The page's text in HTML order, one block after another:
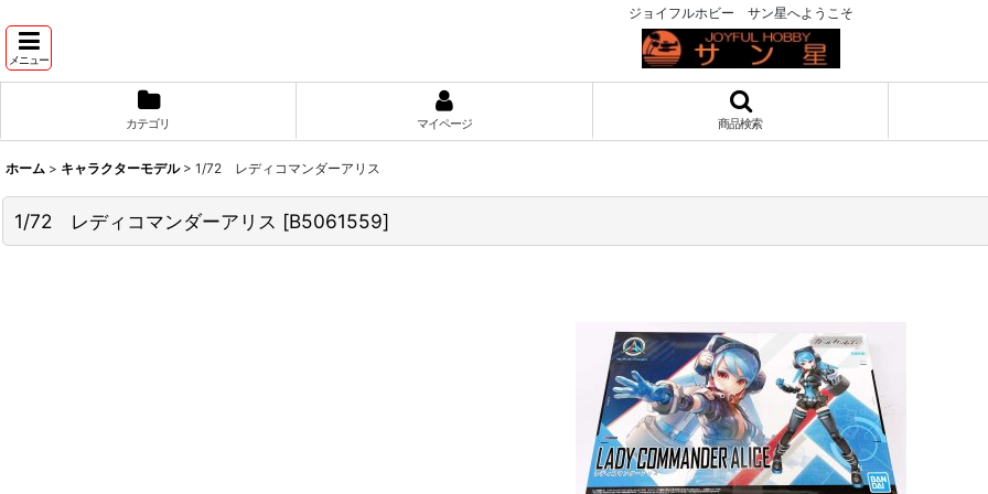
ジョイフルホビー サン星へようこそ
メニュー
カテゴリ マイページ 商品検索
ホーム > キャラクターモデル > 1/72 レディコマンダーアリス
1/72 レディコマンダーアリス [B5061559]